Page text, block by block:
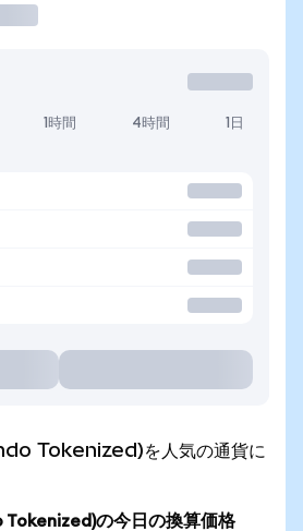
1時間 4時間 1日
Tokenized)を人気の通貨に
の今日の換算価格